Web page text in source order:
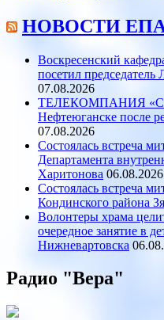
НОВОСТИ
Воскресенский
посетил
07.08.2026
ТЕЛЕКОМПАНИЯ
Нефтеюганске после
07.08.2026
Состоялась встреча
Департамента
Харитонова 06.08.2026
Состоялась встреча
Кондинского района
Волонтеры храма
очередное занятие в
Нижневартовска
Радио "Вера"